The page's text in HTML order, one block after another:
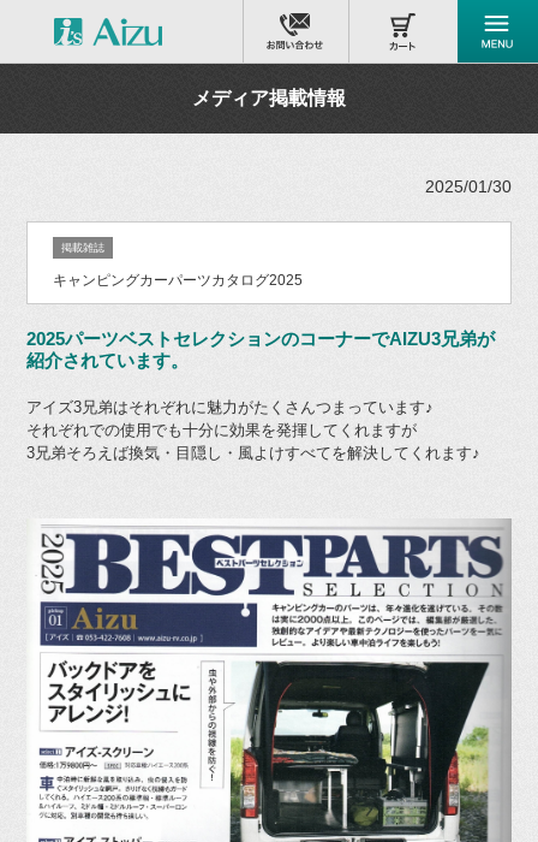
メディア掲載情報
2025/01/30
掲載雑誌
キャンピングカーパーツカタログ2025
2025パーツベストセレクションのコーナーでAIZU3兄弟が
紹介されています。
アイズ3兄弟はそれぞれに魅力がたくさんつまっています♪
それぞれでの使用でも十分に効果を発揮してくれますが
3兄弟そろえば換気・目隠し・風よけすべてを解決してくれます♪